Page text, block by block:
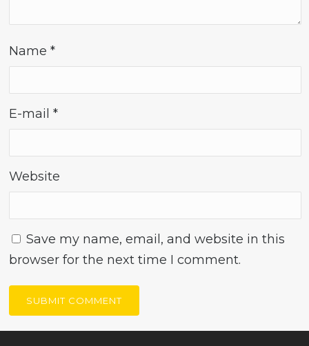
Name*
E-mail*
Website
Save my name, email, and website in this
browser for the next time I comment.